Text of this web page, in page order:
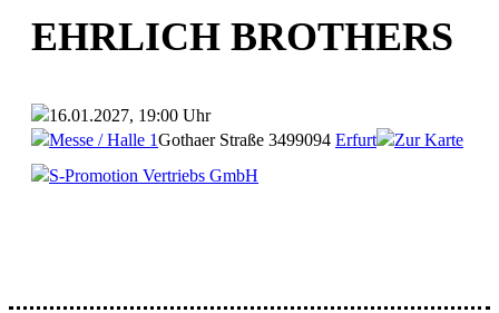
EHRLICH BROTHERS
16.01.2027, 19:00 Uhr
Messe / Halle 1Gothaer Straße 3499094 Erfurt
Zur Karte
S-Promotion Vertriebs GmbH